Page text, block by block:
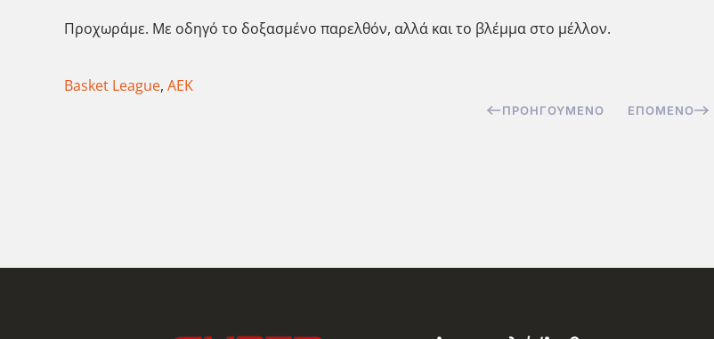
Προχωράμε. Με οδηγό το δοξασμένο παρελθόν, αλλά και το βλέμμα στο μέλλον.
Basket League, ΑΕΚ
ΠΡΟΗΓΟΎΜΕΝΟ ΕΠΌΜΕΝΟ